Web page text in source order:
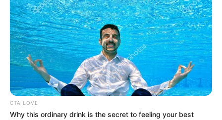
Mercredi 1er Janvier 2025 à VINCENNES dans la
Réunion n°1 PRIX DOMINIK CORDEAU – Trot Attelé
– 2100 mètres.
CTA LOVE
Why this ordinary drink is the secret to feeling your best